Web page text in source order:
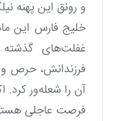
و رونق این پهنه
خلیج فارس این
غفلت‌های
فرزندانش، حرص
آن را شعله‌ور
فرصت عاجلی